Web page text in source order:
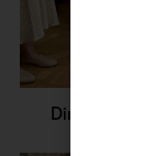
Direktøren i